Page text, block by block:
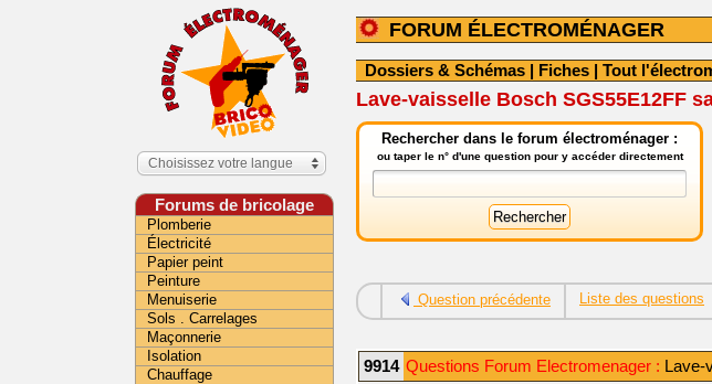
FORUM ÉLECTROMÉNAGER
Dossiers & Schémas | Fiches | Tout
Lave-vaisselle Bosch SGS55E12FF
Rechercher dans le forum électroménager :
ou taper le n° d'une question pour y accéder directement
Question précédente Liste des questions
9914 Questions Forum Electromenager : Lave-
Choisissez votre langue
Forums de bricolage
Plomberie
Électricité
Papier peint
Peinture
Menuiserie
Sols . Carrelages
Maçonnerie
Isolation
Chauffage